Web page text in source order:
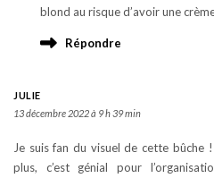
blond au risque d’avoir une
Répondre
JULIE
13 décembre 2022 à 9 h 39 min
Je suis fan du visuel de cette bûche
plus, c’est génial pour